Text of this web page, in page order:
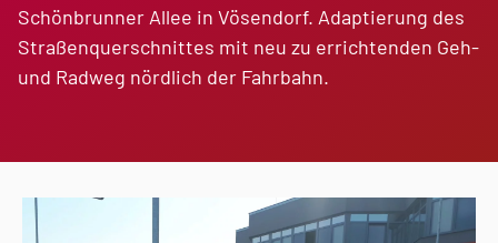
Schönbrunner Allee in Vösendorf. Adaptierung des
Straßenquerschnittes mit neu zu errichtenden Geh-
und Radweg nördlich der Fahrbahn.